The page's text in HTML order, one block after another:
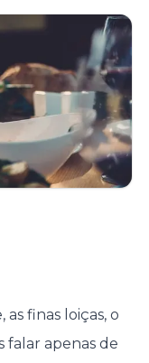
finas loiças, o
falar apenas de